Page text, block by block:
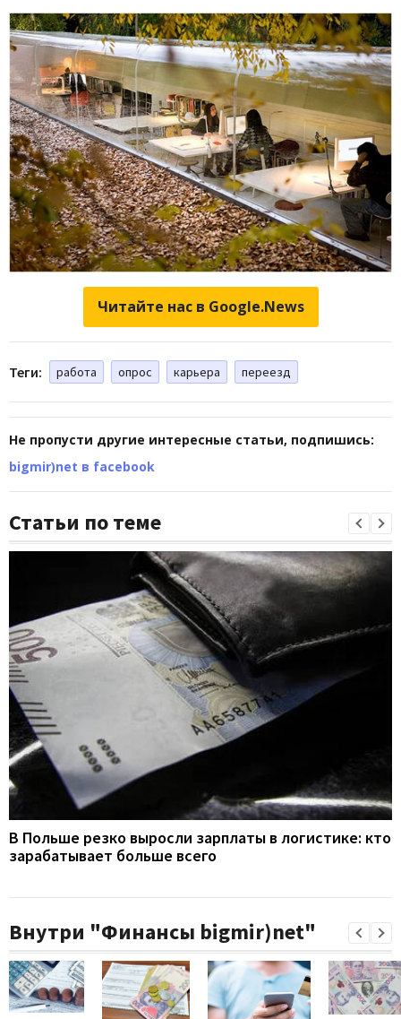
Читайте нас в Google.News
Теги: работа опрос карьера переезд
Не пропусти другие интересные статьи, подпишись:
bigmir)net в facebook
Статьи по теме
В Польше резко выросли зарплаты в логистике: кто
зарабатывает больше всего
Внутри "Финансы bigmir)net"